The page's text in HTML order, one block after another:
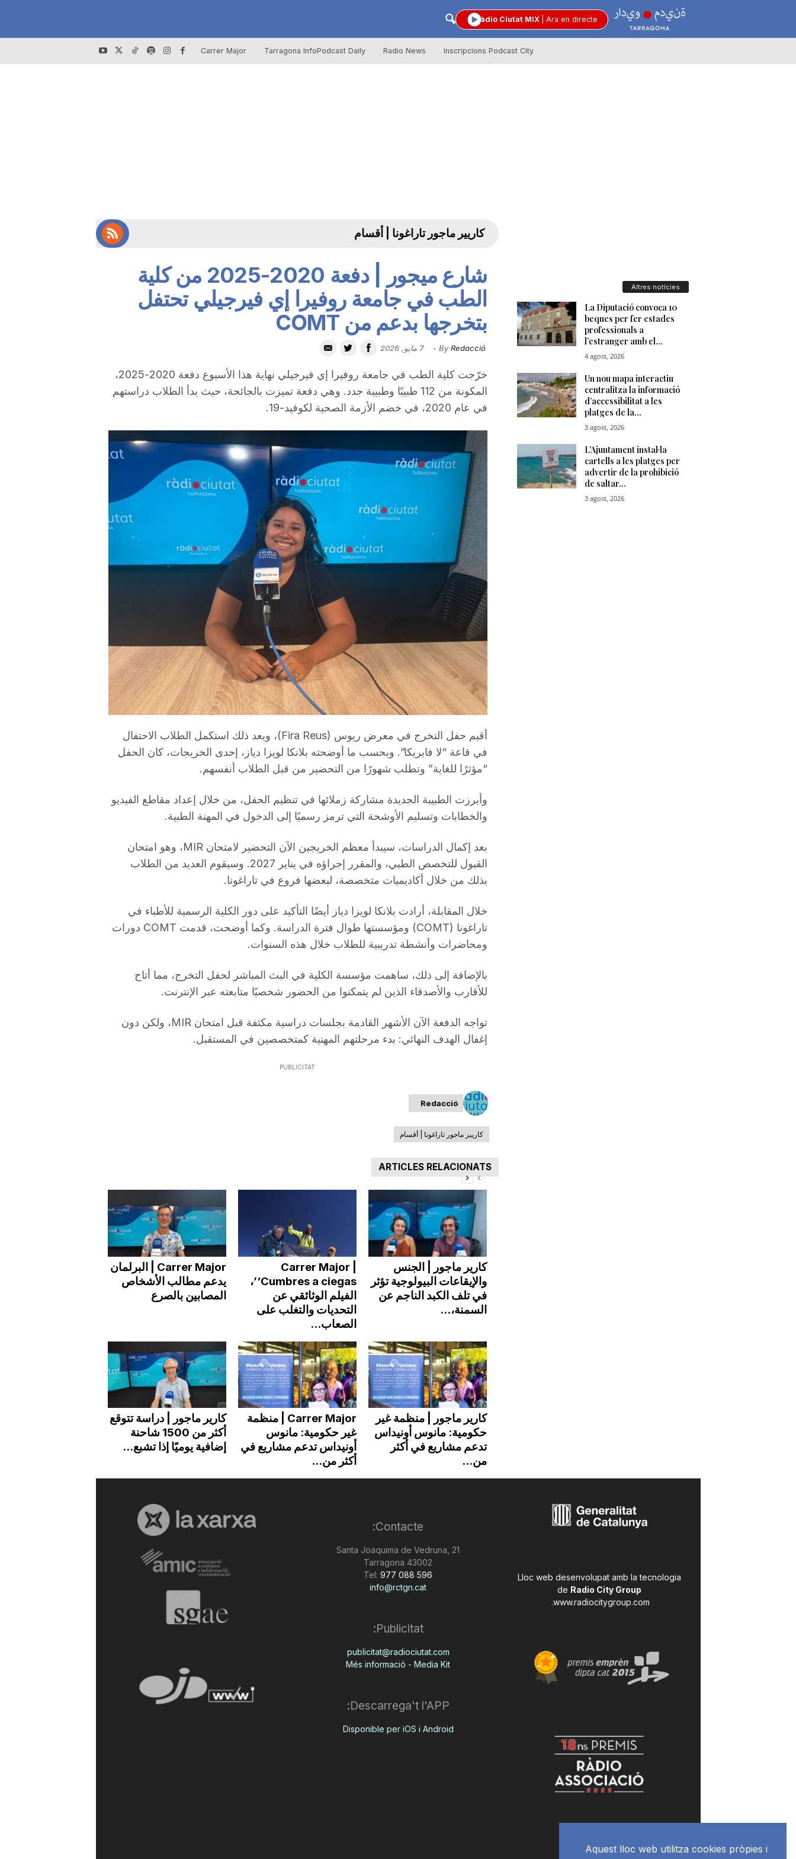
R
t
a
t
e
Ara en directe
Ràdio Ciutat MIX
Carrer Major Tarragona InfoPodcast Daily Radio News Inscripcions Podcast City
كاريير ماجور تاراغونا | أقسام
شارع ميجور | دفعة 2020-2025 من كلية
الطب في جامعة روفيرا إي فيرجيلي تحتفل
بتخرجها بدعم من COMT
By Redacció
- 7 مايو, 2026
خرّجت كلية الطب في جامعة روفيرا إي فيرجيلي نهاية هذا الأسبوع دفعة 2020-2025،
المكونة من 112 طبيبًا وطبيبة جدد. وهي دفعة تميزت بالجائحة، حيث بدأ الطلاب دراستهم
في عام 2020، في خضم الأزمة الصحية لكوفيد-19.
أقيم حفل التخرج في معرض ريوس (Fira Reus)، وبعد ذلك استكمل الطلاب الاحتفال
في قاعة “لا فابريكا”. وبحسب ما أوضحته بلانكا لويزا دياز، إحدى الخريجات، كان الحفل
“مؤثرًا للغاية” وتطلب شهورًا من التحضير من قبل الطلاب أنفسهم.
وأبرزت الطبيبة الجديدة مشاركة زملائها في تنظيم الحفل، من خلال إعداد مقاطع الفيديو
والخطابات وتسليم الأوشحة التي ترمز رسميًا إلى الدخول في المهنة الطبية.
بعد إكمال الدراسات، سيبدأ معظم الخريجين الآن التحضير لامتحان MIR، وهو امتحان
القبول للتخصص الطبي، والمقرر إجراؤه في يناير 2027. وسيقوم العديد من الطلاب
بذلك من خلال أكاديميات متخصصة، لبعضها فروع في تاراغونا.
خلال المقابلة، أرادت بلانكا لويزا دياز أيضًا التأكيد على دور الكلية الرسمية للأطباء في
تاراغونا (COMT) ومؤسستها طوال فترة الدراسة. وكما أوضحت، قدمت COMT دورات
ومحاضرات وأنشطة تدريبية للطلاب خلال هذه السنوات.
بالإضافة إلى ذلك، ساهمت مؤسسة الكلية في البث المباشر لحفل التخرج، مما أتاح
للأقارب والأصدقاء الذين لم يتمكنوا من الحضور شخصيًا متابعته عبر الإنترنت.
تواجه الدفعة الآن الأشهر القادمة بجلسات دراسية مكثفة قبل امتحان MIR، ولكن دون
إغفال الهدف النهائي: بدء مرحلتهم المهنية كمتخصصين في المستقبل.
PUBLICITAT
Redacció
كاريير ماجور تاراغونا | أقسام
ARTICLES RELACIONATS
Carrer Major | البرلمان
يدعم مطالب الأشخاص
المصابين بالصرع
Carrer Major |
‘Cumbres a ciegas’،
الفيلم الوثائقي عن
التحديات والتغلب على
الصعاب...
كارير ماجور | الجنس
والإيقاعات البيولوجية تؤثر
في تلف الكبد الناجم عن
السمنة،...
كارير ماجور | دراسة تتوقع
أكثر من 1500 شاحنة
إضافية يوميًا إذا تشبع...
Carrer Major | منظمة
غير حكومية: مانوس
أونيداس تدعم مشاريع في
أكثر من...
كارير ماجور | منظمة غير
حكومية: مانوس أونيداس
تدعم مشاريع في أكثر
من...
Altres notícies
Contacte:
Santa Joaquima de Vedruna, 21
43002 Tarragona
Tel: 977 088 596
info@rctgn.cat
Publicitat:
publicitat@radiociutat.com
Més informació - Media Kit
Descarrega't l'APP:
Disponible per iOS i Android
Lloc web desenvolupat amb la tecnologia
de Radio City Group
www.radiocitygroup.com
.
Aquest lloc web utilitza cookies pròpies i